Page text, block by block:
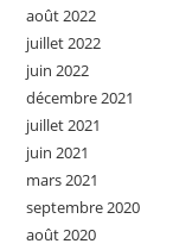
août 2022
juillet 2022
juin 2022
décembre 2021
juillet 2021
juin 2021
mars 2021
septembre 2020
août 2020